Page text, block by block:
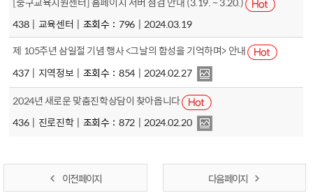
438 교육센터
조회수
796 2024.03.19
437 지역정보
제 105주년 삼일절 기념 행사 <그날의 함성을 기억하며> 안내
조회수
854 2024.02.27
436 진로진학
2024년 새로운 맞춤진학상담이 찾아옵니다
조회수
872 2024.02.20
이전 페이지 다음 페이지